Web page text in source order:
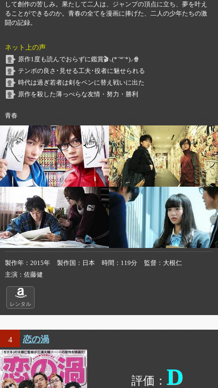
して創作の苦しみ。果たして二人は、ジャンプの頂点に立ち、夢を叶え
ることができるのか。青春の全てを漫画に捧げた、二人の少年たちの激
闘の記録。
ネット上の声
原作1度も読んでおらずに鑑賞🎬⸜(*˙꒳˙*)⸝🍿
テンポの良さ･見せる工夫･役者に魅せられる
時代は過ぎ若者は剣をペンに替え戦いに出た
原作を殺した薄っぺらな友情・努力・勝利
青春
製作年 2015年 製作国 日本 時間 119分 監督
大根仁
主演
佐藤健
レンタル
4 恋の渦
D